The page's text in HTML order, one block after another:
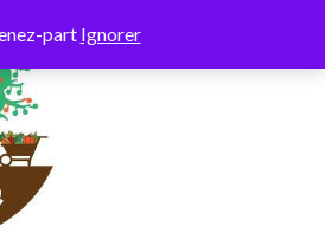
part Ignorer